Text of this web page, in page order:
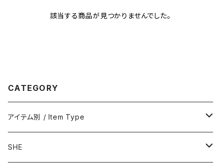
該当する商品が見つかりませんでした。
CATEGORY
アイテム別 / Item Type
ステッカー / Stickers
SHE